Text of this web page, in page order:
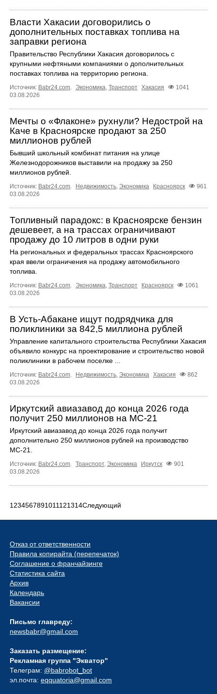
Власти Хакасии договорились о
дополнительных поставках топлива на
заправки региона
Правительство Республики Хакасия договорилось с
крупными нефтяными компаниями о дополнительных
поставках топлива на территорию региона.
Источник: Babr24.com Экономика Транспорт Хакасия
1041
03.08.2026
Мечты о «Флаконе» рухнули? Недострой на
Каче в Красноярске продают за 250
миллионов рублей
Бывший школьный комбинат питания на улице
Железнодорожников выставили на продажу за 250
миллионов рублей.
Источник: Babr24.com. Недвижимость, Экономика Красноярск
961
03.08.2026
Топливный парадокс: в Красноярске бензин
дешевеет, а на трассах ограничивают
продажу до 10 литров в одни руки
На региональных и федеральных трассах Красноярского
края ввели ограничения на продажу автомобильного
топлива.
Источник: Babr24.com. Экономика, Транспорт Красноярск
1061
03.08.2026
В Усть-Абакане ищут подрядчика для
поликлиники за 842,5 миллиона рублей
Управление капитального строительства Республики Хакасия
объявило конкурс на проектирование и строительство новой
поликлиники в рабочем поселке ...
Источник: Babr24.com. Недвижимость, Экономика Хакасия
862
03.08.2026
Иркутский авиазавод до конца 2026 года
получит 250 миллионов на МС-21
Иркутский авиазавод до конца 2026 года получит
дополнительно 250 миллионов рублей на производство
МС‑21.
Источник: Babr24.com. Транспорт, Экономика Иркутск
901
03.08.2026
1234567891011121314Следующий
Отказ от ответственности
Правила копирайта (перепечаток)
Соглашение о франчайзинге
Статистика сайта
Архив
Календарь
Вакансии
Письмо главреду:
newsbabr@gmail.com
Заказать размещение:
Рекламная группа "Экватор"
Телеграм: @babrobot_bot
эл.почта: eqquatoria@gmail.com